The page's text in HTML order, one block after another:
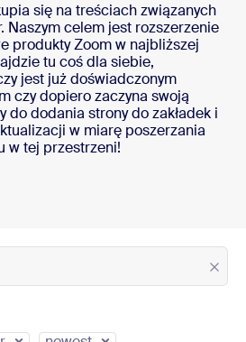
się na treściach związanych
Naszym celem jest rozszerzenie
produkty Zoom w najbliższej
tu coś dla siebie,
jest już doświadczonym
czy dopiero zaczyna swoją
do dodania strony do zakładek i
w miarę poszerzania
w tej przestrzeni!